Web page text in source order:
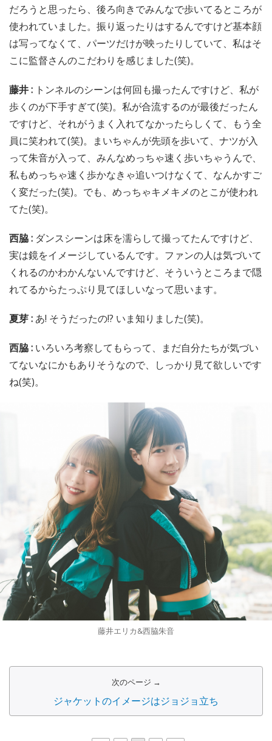
だろうと思ったら、後ろ向きでみんなで歩いてるところが
使われていました。振り返ったりはするんですけど基本顔
は写ってなくて、パーツだけが映ったりしていて、私はそ
こに監督さんのこだわりを感じました(笑)。
藤井 : トンネルのシーンは何回も撮ったんですけど、私が
歩くのが下手すぎて(笑)。私が合流するのが最後だったん
ですけど、それがうまく入れてなかったらしくて、もう全
員に笑われて(笑)。まいちゃんが先頭を歩いて、ナツが入
って朱音が入って、みんなめっちゃ速く歩いちゃうんで、
私もめっちゃ速く歩かなきゃ追いつけなくて、なんかすご
く変だった(笑)。でも、めっちゃキメキメのとこが使われ
てた(笑)。
西脇 : ダンスシーンは床を濡らして撮ってたんですけど、
実は鏡をイメージしているんです。ファンの人は気づいて
くれるのかわかんないんですけど、そういうところまで隠
れてるからたっぷり見てほしいなって思います。
夏芽 : あ! そうだったの!? いま知りました(笑)。
西脇 : いろいろ考察してもらって、まだ自分たちが気づい
てないなにかもありそうなので、しっかり見て欲しいです
ね(笑)。
藤井エリカ&西脇朱音
次のページ →
ジャケットのイメージはジョジョ立ち